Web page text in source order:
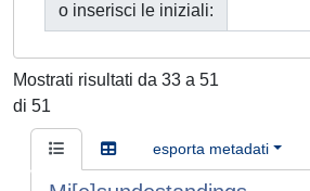
o inserisci le iniziali:
Mostrati risultati da 33 a 51
di 51
esporta metadati